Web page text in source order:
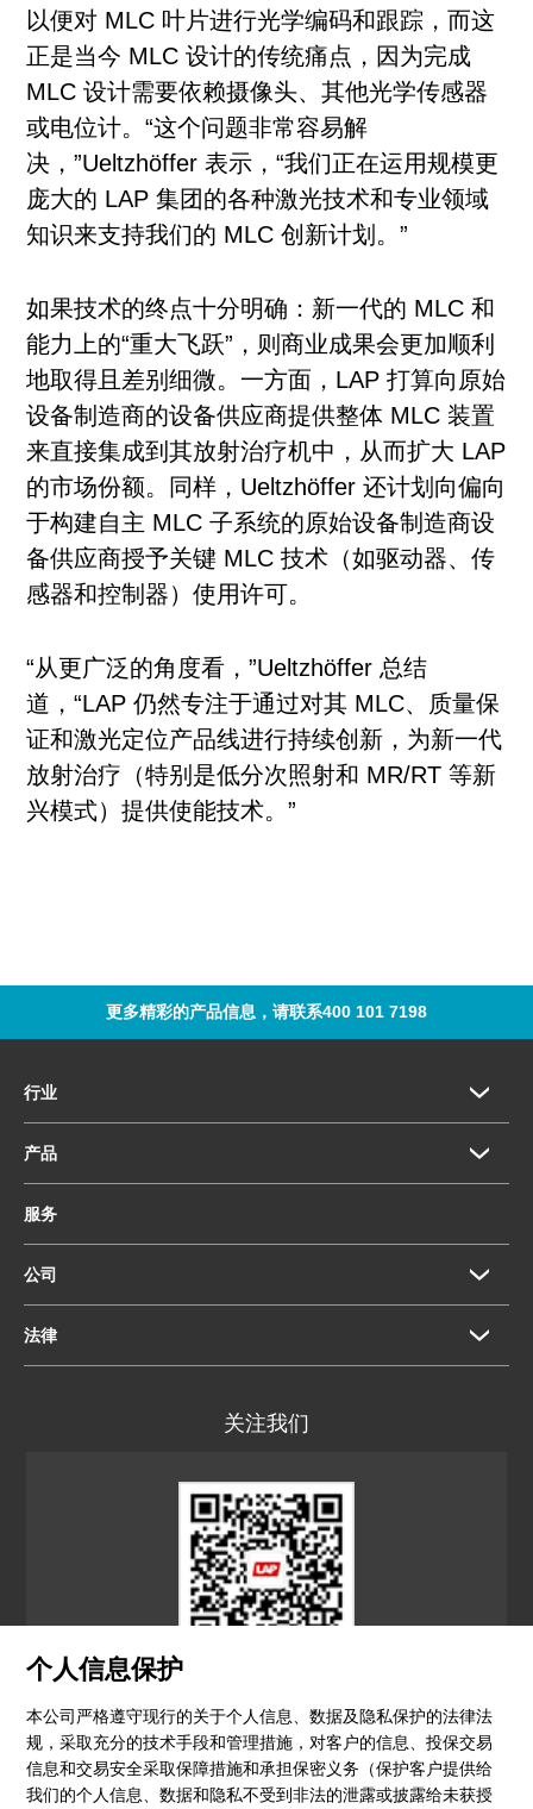
个人信息保护
本公司严格遵守现行的关于个人信息、数据及隐私保护的法律法
规，采取充分的技术手段和管理措施，对客户的信息、投保交易
信息和交易安全采取保障措施和承担保密义务（保护客户提供给
我们的个人信息、数据和隐私不受到非法的泄露或披露给未获授
以便对 MLC 叶片进行光学编码和跟踪，而这
正是当今 MLC 设计的传统痛点，因为完成
MLC 设计需要依赖摄像头、其他光学传感器
或电位计。“这个问题非常容易解
决，”Ueltzhöffer 表示，“我们正在运用规模更
庞大的 LAP 集团的各种激光技术和专业领域
知识来支持我们的 MLC 创新计划。”
如果技术的终点十分明确：新一代的 MLC 和
能力上的“重大飞跃”，则商业成果会更加顺利
地取得且差别细微。一方面，LAP 打算向原始
设备制造商的设备供应商提供整体 MLC 装置
来直接集成到其放射治疗机中，从而扩大 LAP
的市场份额。同样，Ueltzhöffer 还计划向偏向
于构建自主 MLC 子系统的原始设备制造商设
备供应商授予关键 MLC 技术（如驱动器、传
感器和控制器）使用许可。
“从更广泛的角度看，”Ueltzhöffer 总结
道，“LAP 仍然专注于通过对其 MLC、质量保
证和激光定位产品线进行持续创新，为新一代
放射治疗（特别是低分次照射和 MR/RT 等新
兴模式）提供使能技术。”
更多精彩的产品信息，请联系400 101 7198
行业
产品
服务
公司
法律
关注我们
© 2026 镭尔谱激光应用技术（上海）有限公司